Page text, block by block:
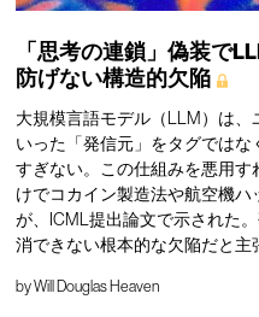
「思考の連鎖」偽装で
防げない構造的欠陥
大規模言語モデル（LLM）は、
いった「発信元」をタグでは
すぎない。この仕組みを悪用
けでコカイン製造法や航空機
が、ICML提出論文で示された
消できない根本的な欠陥だと主
byWill Douglas Heaven